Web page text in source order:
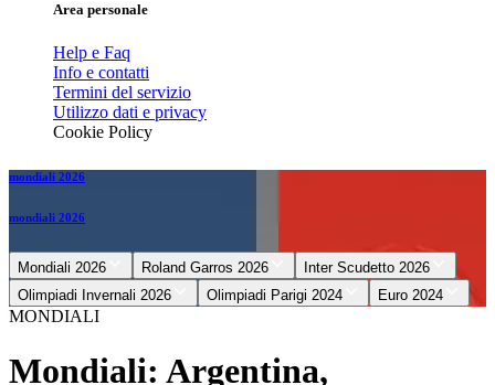
Area personale
Help e Faq
Info e contatti
Termini del servizio
Utilizzo dati e privacy
Cookie Policy
mondiali 2026
mondiali 2026
Mondiali 2026 Roland Garros 2026
Inter Scudetto 2026
Olimpiadi Invernali 2026
Olimpiadi Parigi 2024 Euro 2024
MONDIALI
Mondiali: Argentina,